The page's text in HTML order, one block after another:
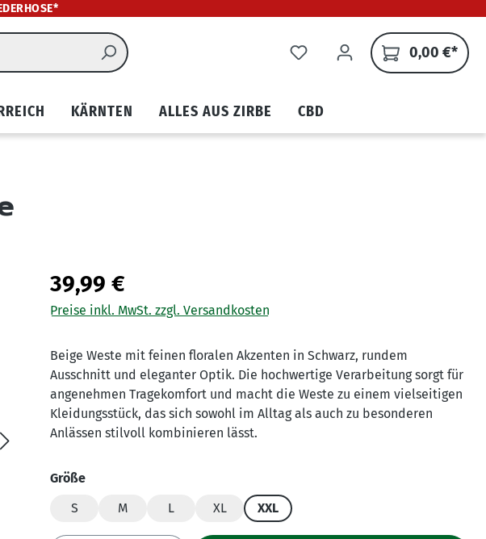
0,00 €*
KÄRNTEN ALLES AUS ZIRBE CBD
39,99 €
Preise inkl. MwSt. zzgl. Versandkosten
Beige Weste mit feinen floralen Akzenten in Schwarz, rundem
Ausschnitt und eleganter Optik. Die hochwertige Verarbeitung sorgt für
angenehmen Tragekomfort und macht die Weste zu einem vielseitigen
Kleidungsstück, das sich sowohl im Alltag als auch zu besonderen
Anlässen stilvoll kombinieren lässt.
Größeauswählen
S
M L XL XXL